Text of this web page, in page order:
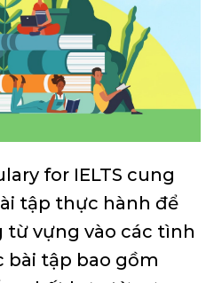
for IELTS cung
tập thực hành để
từ vựng vào các tình
bài tập bao gồm